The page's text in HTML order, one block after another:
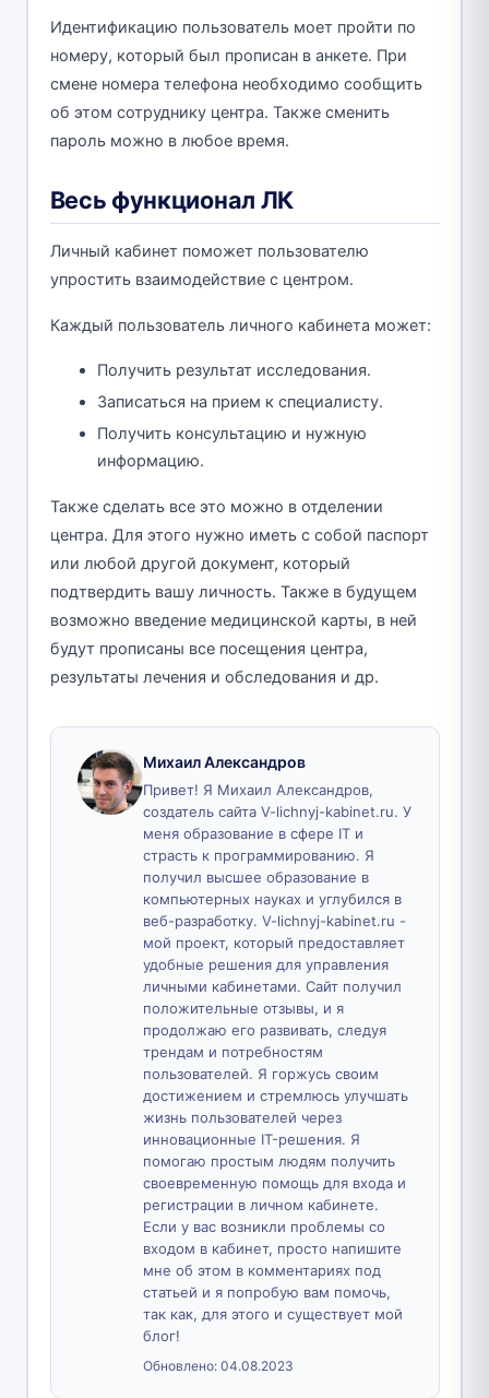
Идентификацию пользователь моет пройти по
номеру, который был прописан в анкете. При
смене номера телефона необходимо сообщить
об этом сотруднику центра. Также сменить
пароль можно в любое время.
Весь функционал ЛК
Личный кабинет поможет пользователю
упростить взаимодействие с центром.
Каждый пользователь личного кабинета может:
Получить результат исследования.
Записаться на прием к специалисту.
Получить консультацию и нужную
информацию.
Также сделать все это можно в отделении
центра. Для этого нужно иметь с собой паспорт
или любой другой документ, который
подтвердить вашу личность. Также в будущем
возможно введение медицинской карты, в ней
будут прописаны все посещения центра,
результаты лечения и обследования и др.
Михаил Александров
Привет! Я Михаил Александров,
создатель сайта V-lichnyj-kabinet.ru. У
меня образование в сфере IT и
страсть к программированию. Я
получил высшее образование в
компьютерных науках и углубился в
веб-разработку. V-lichnyj-kabinet.ru -
мой проект, который предоставляет
удобные решения для управления
личными кабинетами. Сайт получил
положительные отзывы, и я
продолжаю его развивать, следуя
трендам и потребностям
пользователей. Я горжусь своим
достижением и стремлюсь улучшать
жизнь пользователей через
инновационные IT-решения. Я
помогаю простым людям получить
своевременную помощь для входа и
регистрации в личном кабинете.
Если у вас возникли проблемы со
входом в кабинет, просто напишите
мне об этом в комментариях под
статьей и я попробую вам помочь,
так как, для этого и существует мой
блог!
Обновлено: 04.08.2023